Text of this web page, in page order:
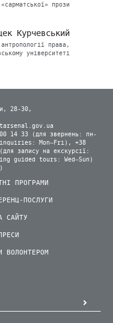
прози
Курчевський
права,
університеті
28-30,
14 33 (для звернень: пн-
Mon–Fri), +38
запису на екскурсії:
guided tours: Wed–Sun)
ПРОГРАМИ
ПОСЛУГИ
САЙТУ
ВОЛОНТЕРОМ